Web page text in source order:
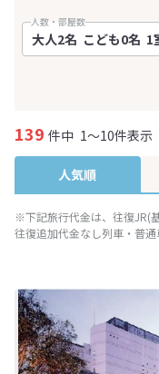
人数・部屋数
139 件中 1～10件表示
人気順
※下記旅行代金は、往復JR(
往復追加代金なし列車・普